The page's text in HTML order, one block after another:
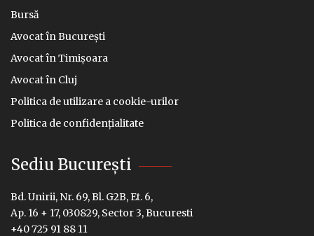
Bursă
Avocat în București
Avocat în Timișoara
Avocat în Cluj
Politica de utilizare a cookie-urilor
Politica de confidențialitate
Sediu București
Bd. Unirii, Nr. 69, Bl. G2B, Et. 6,
Ap. 16 + 17, 030829, Sector 3, Bucuresti
+40 725 91 88 11